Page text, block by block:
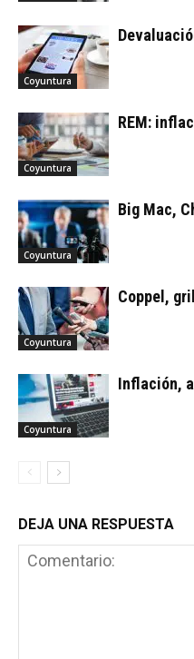
Coyuntura
Coyuntura
REM:
Coyuntura
Big Mac,
Coyuntura
Coppel,
Coyuntura
Inflación,
DEJA UNA RESPUESTA